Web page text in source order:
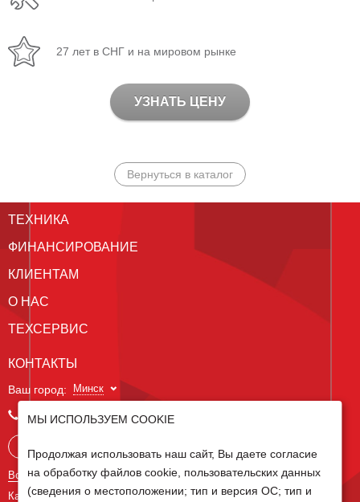
27 лет в СНГ и на мировом рынке
УЗНАТЬ ЦЕНУ
Вернуться в каталог
ТЕХНИКА
ФИНАНСИРОВАНИЕ
КЛИЕНТАМ
О НАС
ТЕХСЕРВИС
КОНТАКТЫ
Ваш город: Минск
+375 29 238 97 34
Все контакты
Карта сайта
МЫ ИСПОЛЬЗУЕМ COOKIE
Продолжая использовать наш сайт, Вы даете согласие
на обработку файлов cookie, пользовательских данных
(сведения о местоположении; тип и версия ОС; тип и